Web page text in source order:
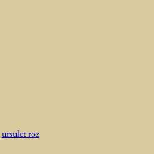
ursulet roz